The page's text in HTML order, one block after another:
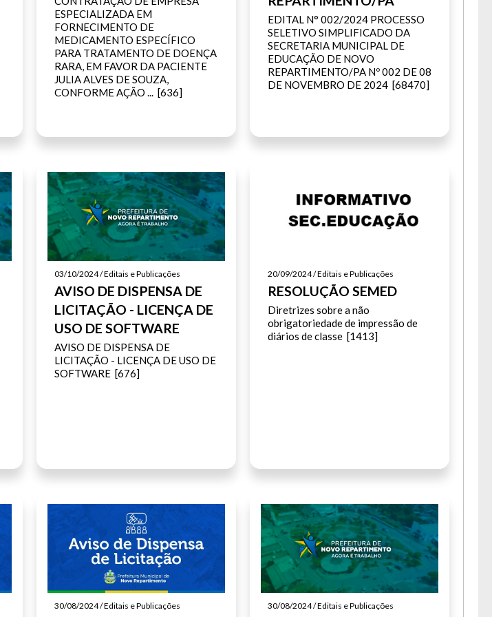
ESPECIALIZADA EM
FORNECIMENTO DE
MEDICAMENTO ESPECÍFICO
PARA TRATAMENTO DE DOENÇA
RARA, EM FAVOR DA PACIENTE
JULIA ALVES DE SOUZA,
CONFORME AÇÃO ... [636]
EDITAL N° 002/2024 PROCESSO
SELETIVO SIMPLIFICADO DA
SECRETARIA MUNICIPAL DE
EDUCAÇÃO DE NOVO
REPARTIMENTO/PA Nº 002 DE 08
DE NOVEMBRO DE 2024 [68470]
03/10/2024 / Editais e Publicações
AVISO DE DISPENSA DE
LICITAÇÃO - LICENÇA DE
USO DE SOFTWARE
AVISO DE DISPENSA DE
LICITAÇÃO - LICENÇA DE USO DE
SOFTWARE [676]
20/09/2024 / Editais e Publicações
RESOLUÇÃO SEMED
Diretrizes sobre a não
obrigatoriedade de impressão de
diários de classe [1413]
30/08/2024 / Editais e Publicações 30/08/2024 / Editais e Publicações